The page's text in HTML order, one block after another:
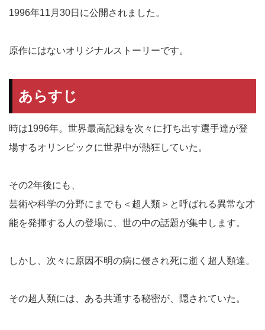
1996年11月30日に公開されました。
原作にはないオリジナルストーリーです。
あらすじ
時は1996年。世界最高記録を次々に打ち出す選手達が登
場するオリンピックに世界中が熱狂していた。
その2年後にも、
芸術や科学の分野にまでも＜超人類＞と呼ばれる異常な才
能を発揮する人の登場に、世の中の話題が集中します。
しかし、次々に原因不明の病に侵され死に逝く超人類達。
その超人類には、ある共通する秘密が、隠されていた。